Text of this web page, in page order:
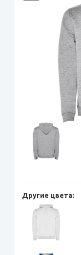
Другие цвета: